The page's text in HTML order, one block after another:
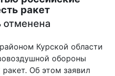
ракет
отменена
Курской области
обороны
Об этом заявил